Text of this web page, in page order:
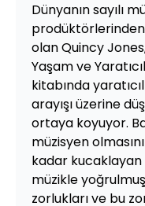
Dünyanın sayılı
prodüktörlerinden
olan Quincy
Yaşam ve
kitabında
arayışı üzerine
ortaya koyuyor.
müzisyen
kadar
müzikle yoğrulmuş
zorlukları ve bu